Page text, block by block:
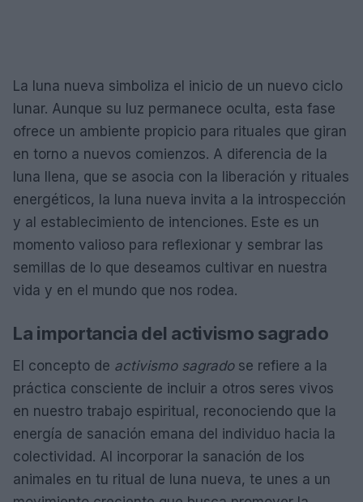
La luna nueva simboliza el inicio de un nuevo ciclo
lunar. Aunque su luz permanece oculta, esta fase
ofrece un ambiente propicio para rituales que giran
en torno a nuevos comienzos. A diferencia de la
luna llena, que se asocia con la liberación y rituales
energéticos, la luna nueva invita a la introspección
y al establecimiento de intenciones. Este es un
momento valioso para reflexionar y sembrar las
semillas de lo que deseamos cultivar en nuestra
vida y en el mundo que nos rodea.
La importancia del activismo sagrado
El concepto de activismo sagradose refiere a la
práctica consciente de incluir a otros seres vivos
en nuestro trabajo espiritual, reconociendo que la
energía de sanación emana del individuo hacia la
colectividad. Al incorporar la sanación de los
animales en tu ritual de luna nueva, te unes a un